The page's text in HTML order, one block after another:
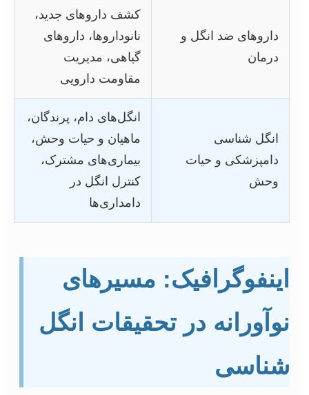
داروهای ضد انگل و
درمان
کشف داروهای جدید،
نانوداروها، داروهای
گیاهی، مدیریت
مقاومت دارویی
انگل شناسی
دامپزشکی و حیات
وحش
انگل‌های دام، پرندگان،
ماهیان و حیات وحش،
بیماری‌های مشترک،
کنترل انگل در
دامداری‌ها
مسیرهای
در تحقیقات انگل